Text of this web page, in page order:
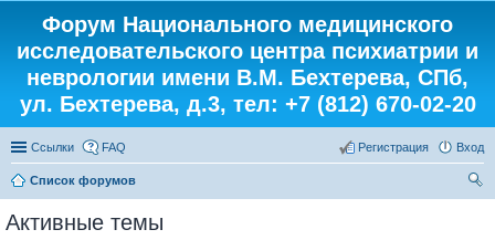
Форум Национального медицинского
исследовательского центра психиатрии и
неврологии имени В.М. Бехтерева, СПб,
ул. Бехтерева, д.3, тел: +7 (812) 670-02-20
Ссылки FAQ Вход
Регистрация
Список форумов
Активные темы